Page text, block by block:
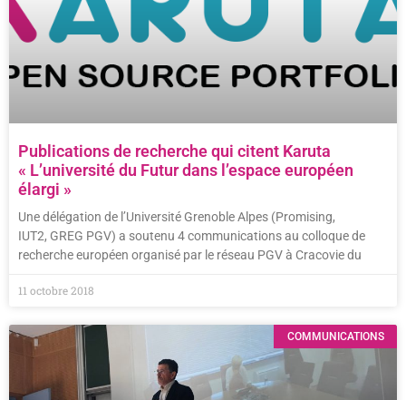
Publications de recherche qui citent Karuta
« L’université du Futur dans l’espace européen
élargi »
Une délégation de l’Université Grenoble Alpes (Promising,
IUT2, GREG PGV) a soutenu 4 communications au colloque de
recherche européen organisé par le réseau PGV à Cracovie du
11 octobre 2018
COMMUNICATIONS